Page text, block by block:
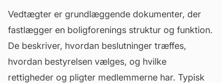
Vedtægter er grundlæggende dokumenter, der
fastlægger en boligforenings struktur og funktion.
De beskriver, hvordan beslutninger træffes,
hvordan bestyrelsen vælges, og hvilke
rettigheder og pligter medlemmerne har. Typisk